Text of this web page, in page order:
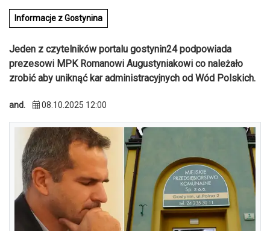
Informacje z Gostynina
Jeden z czytelników portalu gostynin24 podpowiada
prezesowi MPK Romanowi Augustyniakowi co należało
zrobić aby uniknąć kar administracyjnych od Wód Polskich.
and. 08.10.2025 12:00